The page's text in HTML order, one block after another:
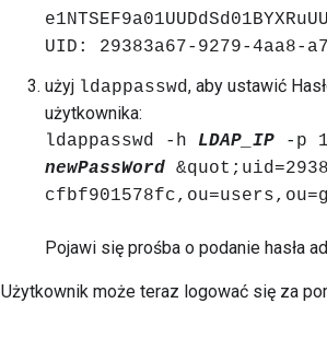
UID: 29383a67-9279-4aa8-
użyj ldappasswd, aby ustawić
użytkownika:
ldappasswd -h LDAP_IP -p
newPassWord
Pojawi się prośba o podanie hasła
Użytkownik może teraz logować się za